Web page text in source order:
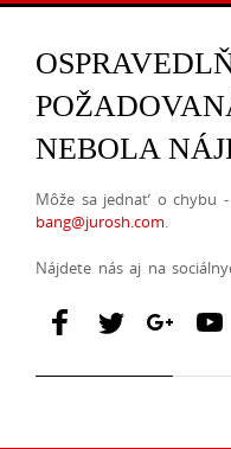
NEBOLA
Môže sa jednať o chybu
bang@jurosh.com.
Nájdete nás aj na